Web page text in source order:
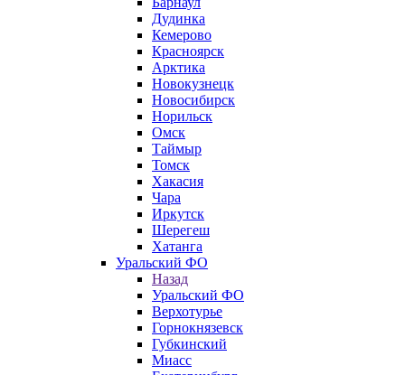
Дудинка
Кемерово
Красноярск
Арктика
Новокузнецк
Новосибирск
Норильск
Омск
Таймыр
Томск
Хакасия
Чара
Иркутск
Шерегеш
Хатанга
Уральский ФО
Назад
Уральский ФО
Верхотурье
Горнокнязевск
Губкинский
Миасс